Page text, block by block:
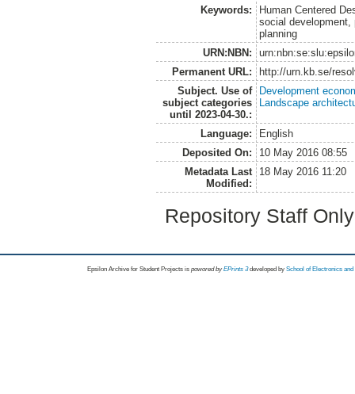
Keywords:
Human Centered
social development,
planning
URN:NBN:
Permanent URL:
http://urn.kb.se/
Subject. Use of
subject categories
until 2023-04-30.:
Development
Landscape
Language:
English
Deposited On:
10 May 2016 08:55
Metadata Last
Modified:
18 May 2016 11:20
Repository Staff
Epsilon Archive for Student Projects is powored byEPrints 3 developed by School of Electronics